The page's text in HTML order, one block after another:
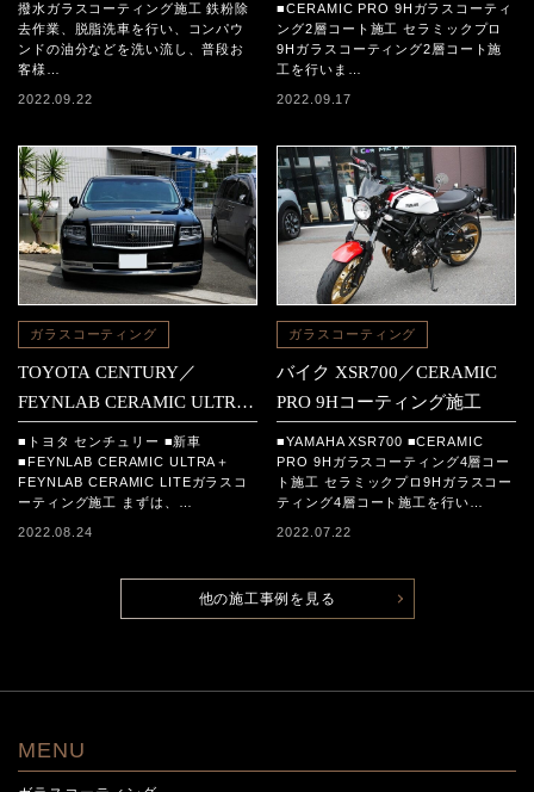
撥水ガラスコーティング施工 鉄粉除
去作業、脱脂洗車を行い、コンパウ
ンドの油分などを洗い流し、普段お
客様…
2022.09.22
■CERAMIC PRO 9Hガラスコーティ
ング2層コート施工 セラミックプロ
9Hガラスコーティング2層コート施
工を行いま…
2022.09.17
ガラスコーティング
TOYOTA CENTURY／
FEYNLAB CERAMIC ULTRA
＋FEYNLAB CERAMIC LITE
コーティング施工
■トヨタ センチュリー ■新車
■FEYNLAB CERAMIC ULTRA＋
FEYNLAB CERAMIC LITEガラスコ
ーティング施工 まずは、…
2022.08.24
ガラスコーティング
バイク XSR700／CERAMIC
PRO 9Hコーティング施工
■YAMAHA XSR700 ■CERAMIC
PRO 9Hガラスコーティング4層コー
ト施工 セラミックプロ9Hガラスコー
ティング4層コート施工を行い…
2022.07.22
他の施工事例を見る
MENU